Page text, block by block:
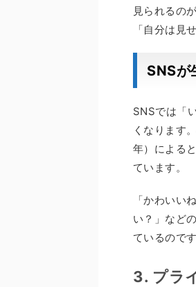
見られるの
「自分は見
SNSが
SNSでは「
くなります
年）による
ています。
「かわいい
い？」など
ているのです
3. プラ